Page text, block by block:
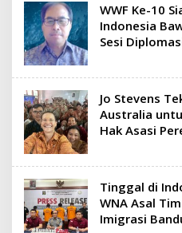
WWF Ke-10
Indonesia
Sesi
Jo Stevens
Australia
Hak Asasi
Tinggal di
WNA Asal
Imigrasi